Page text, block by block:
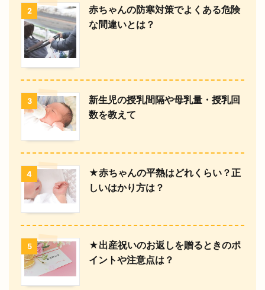
2
赤ちゃんの防寒対策でよくある危険
な間違いとは？
3
新生児の授乳間隔や母乳量・授乳回
数を教えて
4
★赤ちゃんの平熱はどれくらい？正
しいはかり方は？
5
★出産祝いのお返しを贈るときのポ
イントや注意点は？